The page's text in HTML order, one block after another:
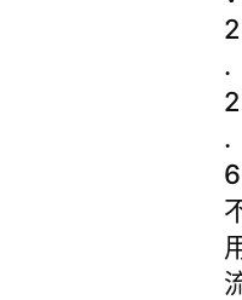
2
.
2
.
6